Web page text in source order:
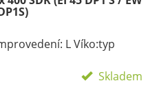
L Víko:typ
plechové víko sSkladem